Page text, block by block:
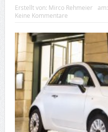
Erstellt von: Mirco Rehmeier am:
Keine Kommentare